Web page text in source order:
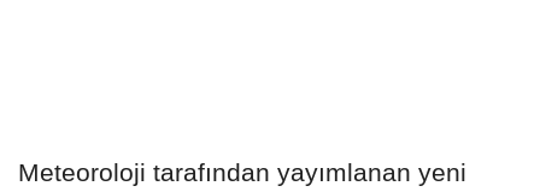
Meteoroloji tarafından yayımlanan yeni